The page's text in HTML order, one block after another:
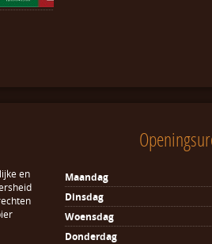
en
Maandag
Dinsdag
Woensdag
Donderdag